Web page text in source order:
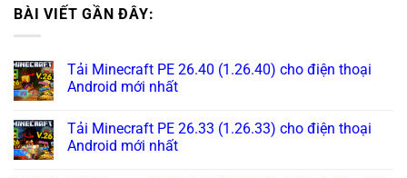
BÀI VIẾT GẦN ĐÂY:
Tải Minecraft PE 26.40 (1.26.40) cho điện thoại
Android mới nhất
Tải Minecraft PE 26.33 (1.26.33) cho điện thoại
Android mới nhất